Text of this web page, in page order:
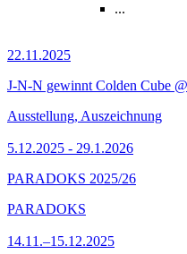
...
22.11.2025
J-N-N gewinnt Colden Cube
Ausstellung, Auszeichnung
5.12.2025 - 29.1.2026
PARADOKS 2025/26
PARADOKS
14.11.–15.12.2025